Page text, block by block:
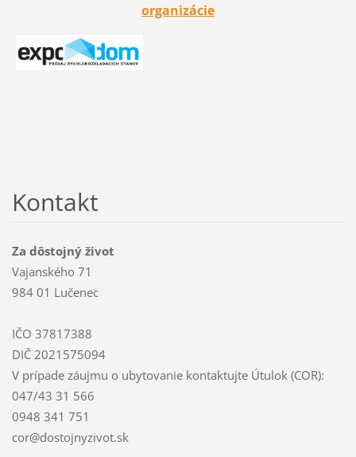
organizácie
Kontakt
Za dôstojný život
Vajanského 71
984 01 Lučenec
IČO 37817388
DIČ 2021575094
V prípade záujmu o ubytovanie kontaktujte Útulok (COR):
047/43 31 566
0948 341 751
cor@dostojnyzivot.sk